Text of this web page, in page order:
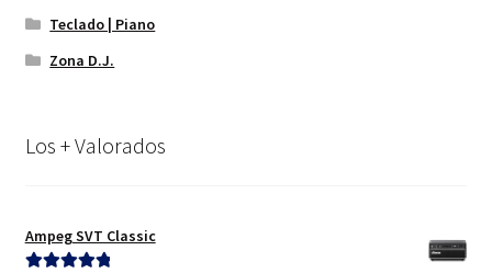
Teclado | Piano
Zona D.J.
Los + Valorados
Ampeg SVT Classic